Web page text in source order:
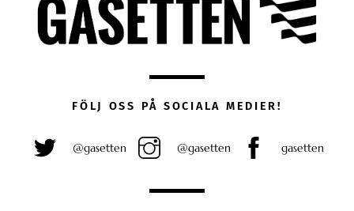
FÖLJ OSS PÅ SOCIALA MEDIER!
@gasetten @gasetten gasetten